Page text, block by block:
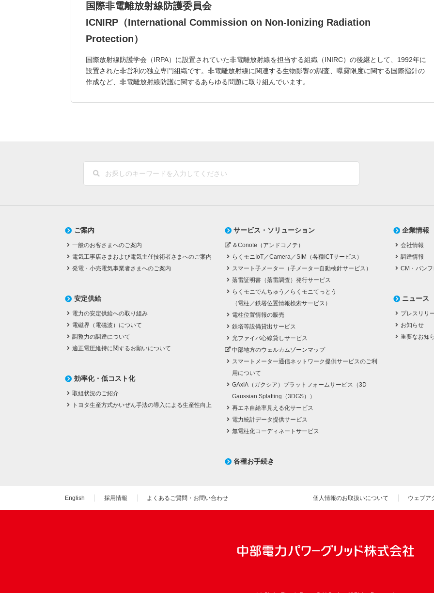
国際非電離放射線防護委員会
ICNIRP（International Commission on Non-Ionizing Radiation
Protection）
国際放射線防護学会（IRPA）に設置されていた非電離放射線を担当する組織（INIRC）の後継として、1992年に
設置された非営利の独立専門組織です。非電離放射線に関連する生物影響の調査、曝露限度に関する国際指針の
作成など、非電離放射線防護に関するあらゆる問題に取り組んでいます。
ご案内
一般のお客さまへのご案内
電気工事店さまおよび電気主任技術者さまへのご案内
発電・小売電気事業者さまへのご案内
安定供給
電力の安定供給への取り組み
電磁界（電磁波）について
調整力の調達について
適正電圧維持に関するお願いについて
効率化・低コスト化
取組状況のご紹介
トヨタ生産方式かいぜん手法の導入による生産性向上
サービス・ソリューション
＆Conote（アンドコノテ）
らくモニIoT／Camera／SIM（各種ICTサービス）
スマート子メーター（子メーター自動検針サービス）
落雷証明書（落雷調査）発行サービス
らくモニでんちゅう／らくモニてっとう
（電柱／鉄塔位置情報検索サービス）
電柱位置情報の販売
鉄塔等設備貸出サービス
光ファイバ心線貸しサービス
中部地方のウェルカムゾーンマップ
スマートメーター通信ネットワーク提供サービスのご利
用について
GAxIA（ガクシア）プラットフォームサービス（3D
Gaussian Splatting（3DGS））
再エネ自給率見える化サービス
電力統計データ提供サービス
無電柱化コーディネートサービス
各種お手続き
企業情報
会社情報
調達情報
CM・パン
ニュース
プレスリリ
お知らせ
重要なお知
English 採用情報 よくあるご質問・お問い合わせ 個人情報のお取扱いについて ウェブア